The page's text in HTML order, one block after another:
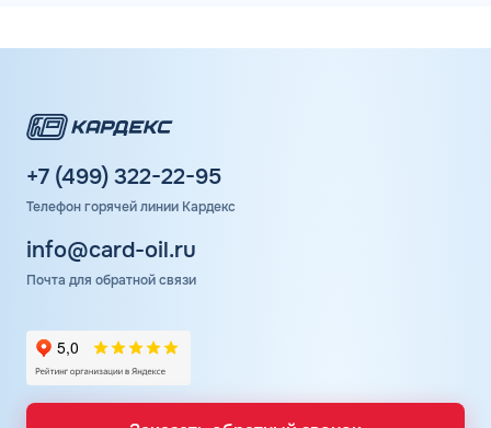
+7 (499) 322-22-95
Телефон горячей линии Кардекс
info@card-oil.ru
Почта для обратной связи